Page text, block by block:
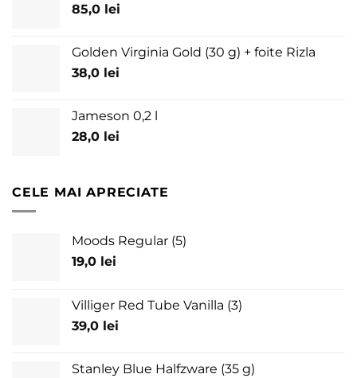
85,0 lei
Golden Virginia Gold (30 g) + foite Rizla
38,0 lei
Jameson 0,2 l
28,0 lei
CELE MAI APRECIATE
Moods Regular (5)
19,0 lei
Villiger Red Tube Vanilla (3)
39,0 lei
Stanley Blue Halfzware (35 g)